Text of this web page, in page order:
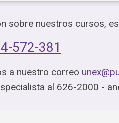
sobre nuestros cursos,
572-381
a nuestro correo
al 626-2000 -